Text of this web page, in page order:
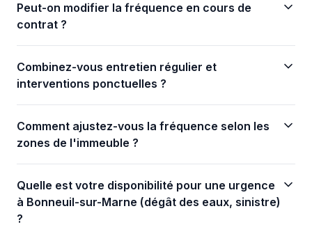
Peut-on modifier la fréquence en cours de
contrat ?
Combinez-vous entretien régulier et
interventions ponctuelles ?
Comment ajustez-vous la fréquence selon les
zones de l'immeuble ?
Quelle est votre disponibilité pour une urgence
à Bonneuil-sur-Marne (dégât des eaux, sinistre)
?